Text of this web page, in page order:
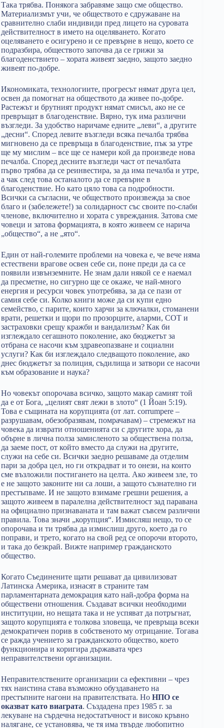
Така трябва. Понякога забравяме защо сме общество.
Материализмът учи, че обществото е сдружаване на
сравнително слаби индивиди пред лицето на суровата
действителност в името на оцеляването. Когато
оцеляването е осигурено и се превърне в нещо, което се
подразбира, обществото започва да се грижи за
благоденствието – хората живеят заедно, защото заедно
живеят по-добре.
Икономиката, технологиите, прогресът нямат друга цел,
освен да помогнат на обществото да живее по-добре.
Растежът и брутният продукт нямат смисъл, ако не се
превръщат в благоденствие. Вярно, тук има различни
възгледи. За удобство наричаме едните „леви“, а другите
„десни“. Според левите възгледи всяка печалба трябва
мигновено да се превръща в благоденствие, пък за утре
ще му мислим – все ще се намери кой да произведе нова
печалба. Според десните възгледи част от печалбата
първо трябва да се реинвестира, за да има печалба и утре,
а чак след това останалото да се превърне в
благоденствие. Но като цяло това са подробности.
Всички са съгласни, че обществото произвежда за свое
благо и (забележете!) за солидарност със своите по-слаби
членове, включително и хората с увреждания. Затова сме
човеци и затова формацията, в която живеем се нарича
„общество“, а не „ято“.
Един от най-големите проблеми на човека е, че вече няма
естествени врагове освен себе си, поне преди да са се
появили извънземните. Не знам дали някой се е наемал
да пресметне, но сигурно ще се окаже, че най-много
енергия и ресурси човек употребява, за да се пази от
самия себе си. Колко книги може да си купи едно
семейство, с парите, които харчи за ключалки, стоманени
врати, решетки и щори по прозорците, аларми, СОТ и
застраховки срещу кражби и вандализъм? Как би
изглеждало сегашното поколение, ако бюджетът за
отбрана се насочи към здравеопазване и социални
услуги? Как би изглеждало следващото поколение, ако
днес бюджетът за полиция, съдилища и затвори се насочи
към образование и наука?
Но човекът опорочава всичко, защото макар самият той
да е от Бога, „целият свят лежи в злото“ (1 Йоан 5:19).
Това е същината на корупцията (от лат. corrumpere –
разрушавам, обезобразявам, помрачавам) – стремежът на
човека да изврати отношенията си с другите хора, да
обърне в лична полза замисленото за обществена полза,
да заеме пост, от който вместо да служи на другите,
служи на себе си. Всички заедно решаваме да отделим
пари за добра цел, но ги открадват и то онези, на които
сме възложили постигането на целта. Ако живеем зле, то
е не защото законите ни са лоши, а защото съзнателно ги
престъпваме. И не защото взимаме грешни решения, а
защото живеем в паралелна действителност зад паравана
на официално признаваната и там важат съвсем различни
правила. Това значи „корупция“. Измисляш нещо, то се
опорочава и ти трябва да измислиш друго, което да го
поправи, и трето, когато на свой ред се опорочи второто,
и така до безкрай. Вижте например гражданското
общество.
Когато Съединените щати решават да цивилизоват
Латинска Америка, изнасят в страните там
парламентарната демокрация като най-добра форма на
обществени отношения. Създават всички необходими
институции, но нещата така и не успяват да потръгнат,
защото корупцията е толкова зловеща, че превръща всеки
демократичен порив в собственото му отрицание. Тогава
се ражда учението за гражданското общество, което
функционира и коригира държавата чрез
неправителствени организации.
Неправителствените организации са ефективни – чрез
тях наистина става възможно обуздаването на
престъпните нагони на правителствата. Но НПО се
оказват като виаграта. Създадена през 1985 г. за
лекуване на сърдечна недостатъчност и високо кръвно
налягане, се установява, че тя има твърде любопитно